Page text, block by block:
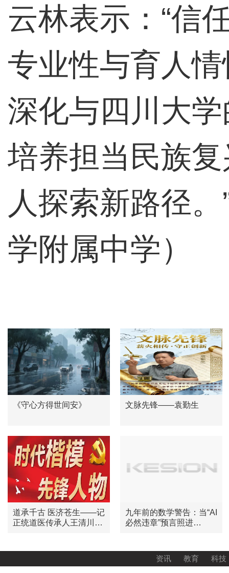
云林表示：“信
专业性与育人
深化与四川大
培养担当民族
人探索新路径
学附属中学）
《守心方得世间安》 文脉先锋——袁勤生
道承千古 医济苍生——记
正统道医传承人王清川道
九年前的数学警告：当“AI
必然违章”预言照进
资讯 教育 科技